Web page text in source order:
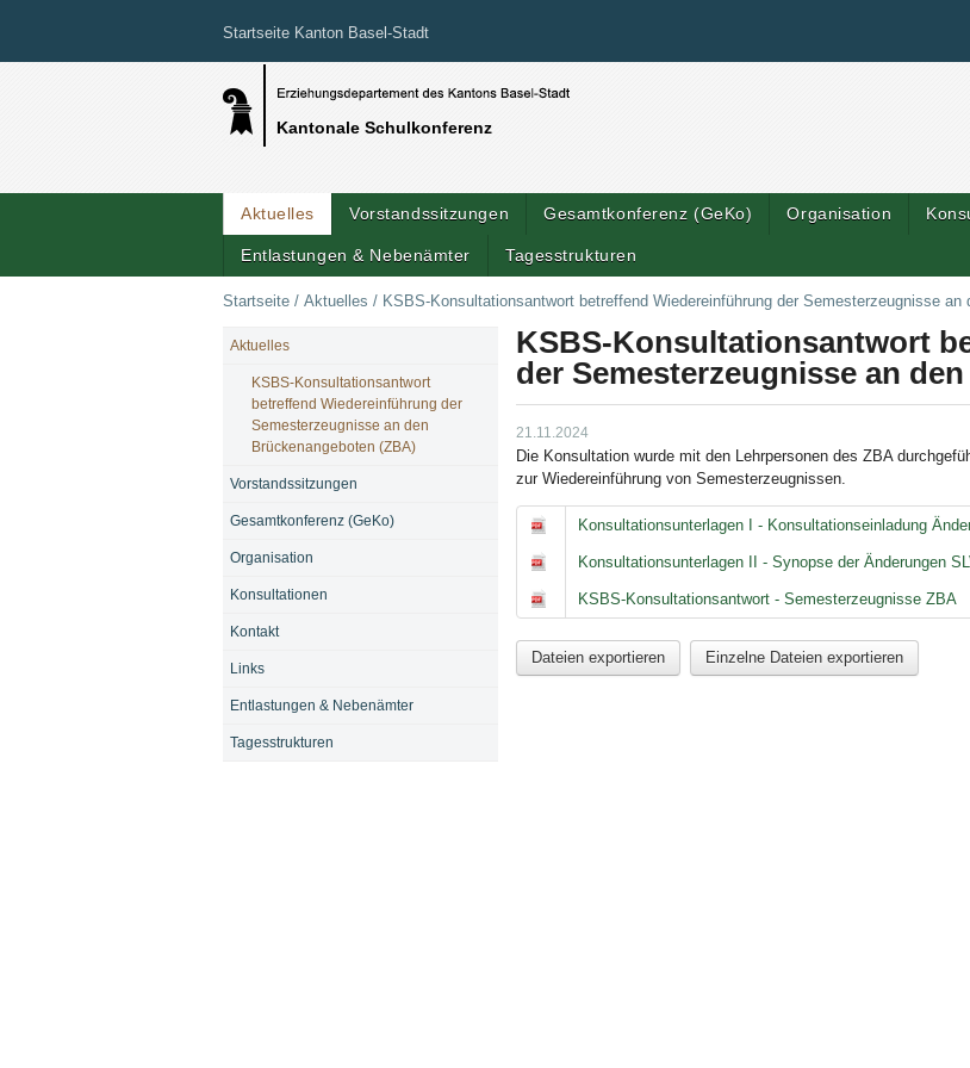
Startseite Kanton Basel-Stadt
Kantonale Schulkonferenz
Aktuelles Vorstandssitzungen Gesamtkonferenz (GeKo) Organisation
Entlastungen & Nebenämter Tagesstrukturen
Startseite / Aktuelles / KSBS-Konsultationsantwort betreffend Wiedereinführung der Semesterzeugnisse an
KSBS-Konsultationsantwort
der Semesterzeugnisse an
21.11.2024
Die Konsultation wurde mit den Lehrpersonen des ZBA
zur Wiedereinführung von Semesterzeugnissen.
Konsultationsunterlagen I - Konsultationseinladung
Konsultationsunterlagen II - Synopse der Änderungen
KSBS-Konsultationsantwort - Semesterzeugnisse ZBA
Dateien exportieren Einzelne Dateien exportieren
NAVIGATION
Aktuelles
KSBS-Konsultationsantwort
betreffend Wiedereinführung der
Semesterzeugnisse an den
Brückenangeboten (ZBA)
Vorstandssitzungen
Gesamtkonferenz (GeKo)
Organisation
Konsultationen
Kontakt
Links
Entlastungen & Nebenämter
Tagesstrukturen